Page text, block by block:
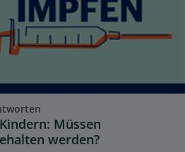
Müssen
werden?